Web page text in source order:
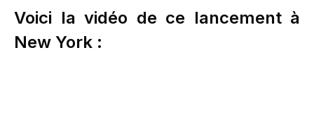
Voici la vidéo de ce lancement à
New York :